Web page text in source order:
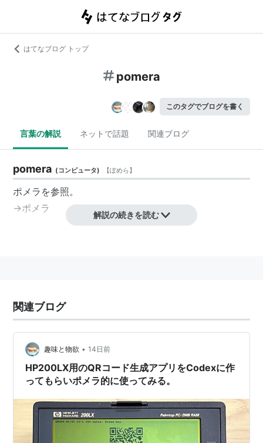
はてなブログ トップ
pomera
このタグでブログを書く
言葉の解説 ネットで話題 関連ブログ
pomera (コンピュータ) 【ぽめら】
ポメラ を参照。
→ポメラ
解説の続きを読む
関連ブログ
趣味と物欲 • 14日前
HP200LX用のQRコード生成アプリをCodexに作
ってもらいポメラ的に使ってみる。